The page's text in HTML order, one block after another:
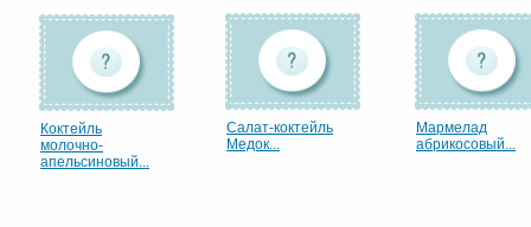
Коктейль
молочно-
апельсиновый...
Салат-коктейль
Медок...
Мармелад
абрикосовый...